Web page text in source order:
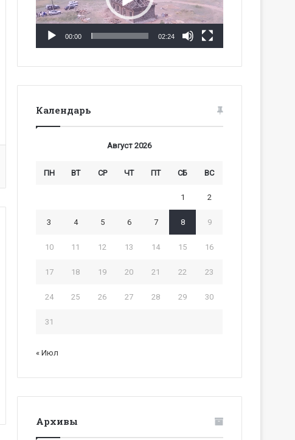
00:00 02:24
Календарь
Август 2026
ПН ВТ СР ЧТ ПТ СБ ВС
1 2
3 4 5 6 7 8 9
10 11 12 13 14 15 16
17 18 19 20 21 22 23
24 25 26 27 28 29 30
31
« Июл
Архивы